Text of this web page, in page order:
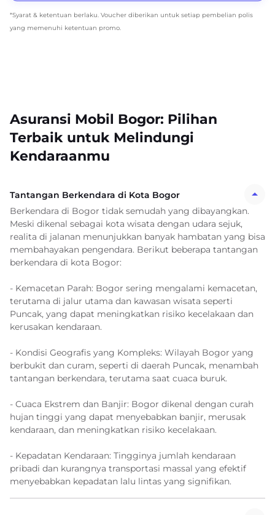
*Syarat & ketentuan berlaku. Voucher diberikan untuk setiap pembelian polis
yang memenuhi ketentuan promo.
Asuransi Mobil Bogor: Pilihan
Terbaik untuk Melindungi
Kendaraanmu
Tantangan Berkendara di Kota Bogor
Berkendara di Bogor tidak semudah yang dibayangkan.
Meski dikenal sebagai kota wisata dengan udara sejuk,
realita di jalanan menunjukkan banyak hambatan yang bisa
membahayakan pengendara. Berikut beberapa tantangan
berkendara di kota Bogor:
- Kemacetan Parah: Bogor sering mengalami kemacetan,
terutama di jalur utama dan kawasan wisata seperti
Puncak, yang dapat meningkatkan risiko kecelakaan dan
kerusakan kendaraan.
- Kondisi Geografis yang Kompleks: Wilayah Bogor yang
berbukit dan curam, seperti di daerah Puncak, menambah
tantangan berkendara, terutama saat cuaca buruk.
- Cuaca Ekstrem dan Banjir: Bogor dikenal dengan curah
hujan tinggi yang dapat menyebabkan banjir, merusak
kendaraan, dan meningkatkan risiko kecelakaan.
- Kepadatan Kendaraan: Tingginya jumlah kendaraan
pribadi dan kurangnya transportasi massal yang efektif
menyebabkan kepadatan lalu lintas yang signifikan.